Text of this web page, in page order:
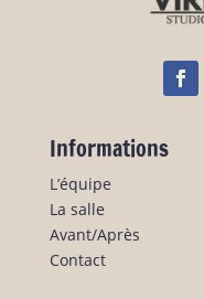
Informations
L’équipe
La salle
Avant/Après
Contact